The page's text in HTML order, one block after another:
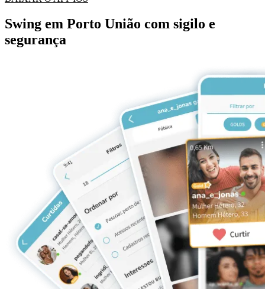
Swing em Porto União com sigilo e
segurança